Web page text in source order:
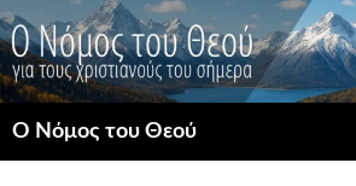
Μετάβαση
σε
περιεχόμενο
Ο Νόμος του Θεού